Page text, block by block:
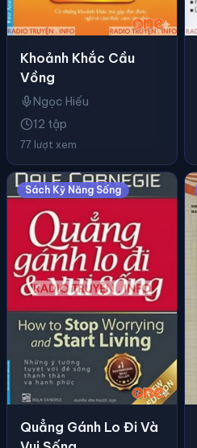
Khoảnh Khắc Cầu
Vồng
Ngọc Hiếu
12 tập
77 lượt xem
Sách Kỹ Năng Sống
Quẳng Gánh Lo Đi Và